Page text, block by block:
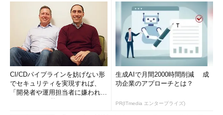
HTTPS化することに決定。大規模プロジェクトを全社横断チー
ムを結成して対応したという。
CI/CDパイプラインを妨げない形
でセキュリティを実現すれば、
「開発者や運用担当者に嫌われな
生成AIで月間2000時間削減 成
功企業のアプローチとは？
PR(ITmedia エンタープライズ)